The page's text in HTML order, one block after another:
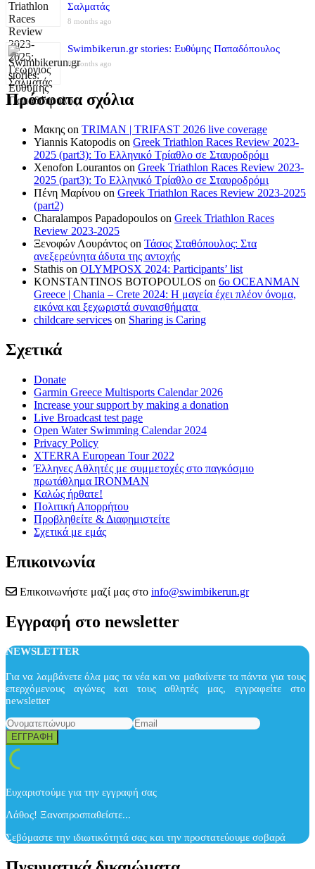
Σαλματάς
8 months ago
Swimbikerun.gr stories: Ευθύμης Παπαδόπουλος
8 months ago
Πρόσφατα σχόλια
Μακης on TRIMAN | TRIFAST 2026 live coverage
Yiannis Katopodis on Greek Triathlon Races Review 2023-
2025 (part3): Το Ελληνικό Τρίαθλο σε Σταυροδρόμι
Xenofon Lourantos on Greek Triathlon Races Review 2023-
2025 (part3): Το Ελληνικό Τρίαθλο σε Σταυροδρόμι
Πένη Μαρίνου on Greek Triathlon Races Review 2023-2025
(part2)
Charalampos Papadopoulos on Greek Triathlon Races
Review 2023-2025
Ξενοφών Λουράντος on Τάσος Σταθόπουλος: Στα
ανεξερεύνητα άδυτα της αντοχής
Stathis on OLYMPOSX 2024: Participants’ list
KONSTANTINOS BOTOPOULOS on 6ο OCEANMAN
Greece | Chania – Crete 2024: Η μαγεία έχει πλέον όνομα,
εικόνα και ξεχωριστά συναισθήματα
childcare services on Sharing is Caring
Σχετικά
Donate
Garmin Greece Multisports Calendar 2026
Increase your support by making a donation
Live Broadcast test page
Open Water Swimming Calendar 2024
Privacy Policy
XTERRA European Tour 2022
Έλληνες Αθλητές με συμμετοχές στο παγκόσμιο
πρωτάθλημα IRONMAN
Καλώς ήρθατε!
Πολιτική Απορρήτου
Προβληθείτε & Διαφημιστείτε
Σχετικά με εμάς
Επικοινωνία
Επικοινωνήστε μαζί μας στο info@swimbikerun.gr
Εγγραφή στο newsletter
NEWSLETTER
Για να λαμβάνετε όλα μας τα νέα και να μαθαίνετε τα πάντα για τους
επερχόμενους αγώνες και τους αθλητές μας, εγγραφείτε στο
newsletter
Ευχαριστούμε για την εγγραφή σας
Λάθος! Ξαναπροσπαθείστε...
Σεβόμαστε την ιδιωτικότητά σας και την προστατεύουμε σοβαρά